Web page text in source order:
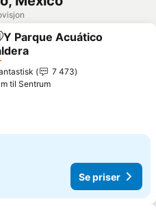
til i favoritter
Y Parque Acuático
7 473
til Sentrum
Se priser